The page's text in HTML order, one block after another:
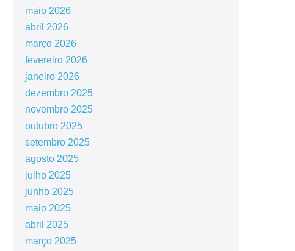
maio 2026
abril 2026
março 2026
fevereiro 2026
janeiro 2026
dezembro 2025
novembro 2025
outubro 2025
setembro 2025
agosto 2025
julho 2025
junho 2025
maio 2025
abril 2025
março 2025